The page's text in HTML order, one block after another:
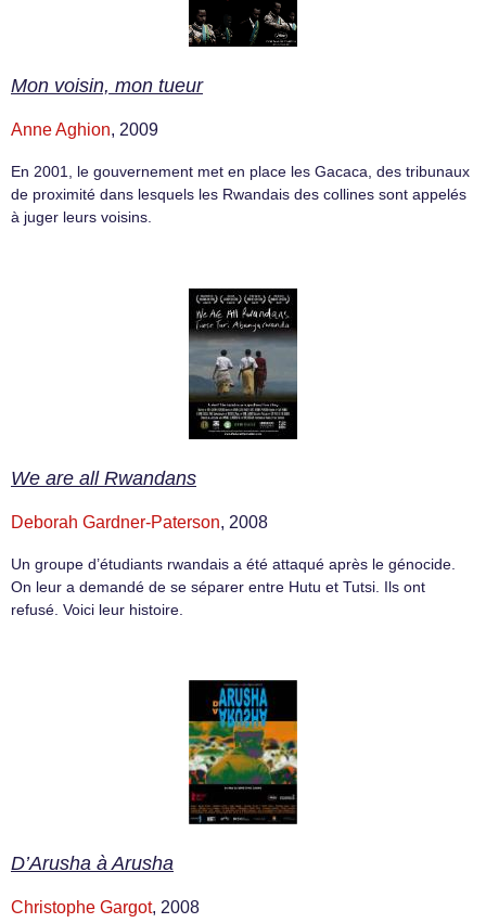
Mon voisin, mon tueur
Anne Aghion, 2009
En 2001, le gouvernement met en place les Gacaca, des tribunaux
de proximité dans lesquels les Rwandais des collines sont appelés
à juger leurs voisins.
We are all Rwandans
Deborah Gardner-Paterson, 2008
Un groupe d’étudiants rwandais a été attaqué après le génocide.
On leur a demandé de se séparer entre Hutu et Tutsi. Ils ont
refusé. Voici leur histoire.
D’Arusha à Arusha
Christophe Gargot, 2008